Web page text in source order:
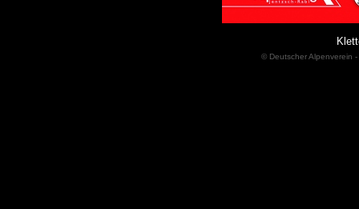
© Deutscher Alpenverein